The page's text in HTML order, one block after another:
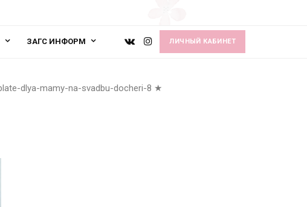
ЗАГС ИНФОРМ ЛИЧНЫЙ КАБИНЕТ
dlya-mamy-na-svadbu-docheri-8 ★